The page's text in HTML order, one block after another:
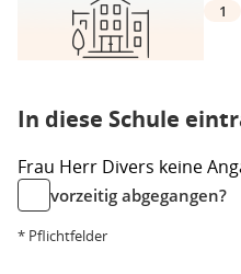
1
In diese Schule
Frau Herr Divers keine
vorzeitig abgegangen?
* Pflichtfelder